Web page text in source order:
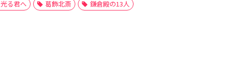
光る君へ 葛飾北斎 鎌倉殿の13人